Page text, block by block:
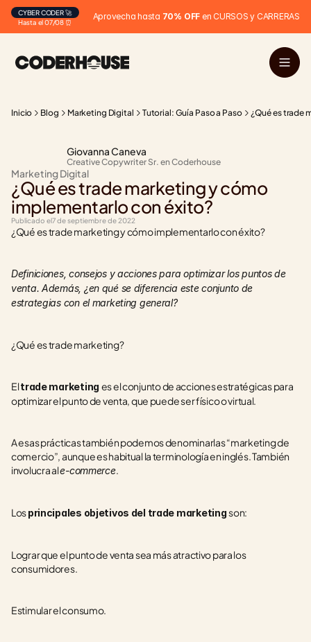
Hasta el 07/08 ⏰
CYBER CODER 🚀 Aprovecha hasta 70% OFF en CURSOS y CARRERAS
Inicio Blog Marketing Digital Tutorial: Guía Paso a Paso ¿Qué es trade
Giovanna Caneva
Creative Copywriter Sr. en Coderhouse
Marketing Digital
¿Qué es trade marketing y cómo
implementarlo con éxito?
Publicado el7 de septiembre de 2022
¿Qué es trade marketing y cómo implementarlo con éxito?
Definiciones, consejos y acciones para optimizar los puntos de
venta. Además, ¿en qué se diferencia este conjunto de
estrategias con el marketing general?
¿Qué es trade marketing?
El trade marketing es el conjunto de acciones estratégicas para
optimizar el punto de venta, que puede ser físico o virtual.
A esas prácticas también podemos denominarlas “marketing de
comercio”, aunque es habitual la terminología en inglés. También
involucra al e-commerce.
Los principales objetivos del trade marketing son:
Lograr que el punto de venta sea más atractivo para los
consumidores.
Estimular el consumo.